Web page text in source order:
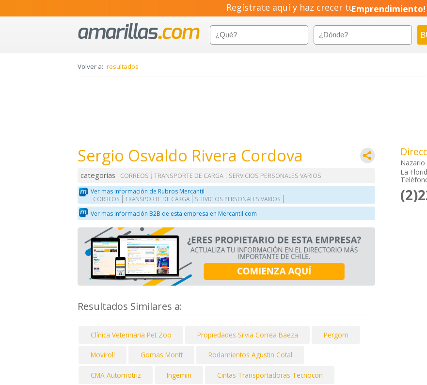
Regístrate aquí y haz crecer tuEmprendimiento!
Volver a: resultados
Sergio Osvaldo Rivera Cordova
categorías CORREOS TRANSPORTE DE CARGA
SERVICIOS PERSONALES VARIOS
Ver mas información de Rubros Mercantil
CORREOS TRANSPORTE DE CARGA SERVICIOS PERSONALES VARIOS
Ver mas información B2B de esta empresa en Mercantil.com
Resultados Similares a:
Clínica Veterinaria Pet Zoo Propiedades Silvia Correa Baeza Pergom
Moviroll Gomas Montt Rodamientos Agustin Cotal
CMA Automotriz Ingemin Cintas Transportadoras Tecnocon
Nazario
La